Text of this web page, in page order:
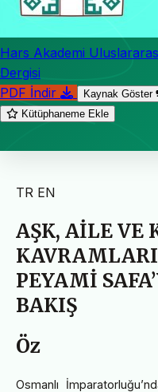
Hars Akademi
Dergisi
PDF İndir
Kaynak Göster
Kütüphaneme Ekle
TR EN
AŞK, AİLE VE
PEYAMİ
BAKIŞ
Öz
Osmanlı